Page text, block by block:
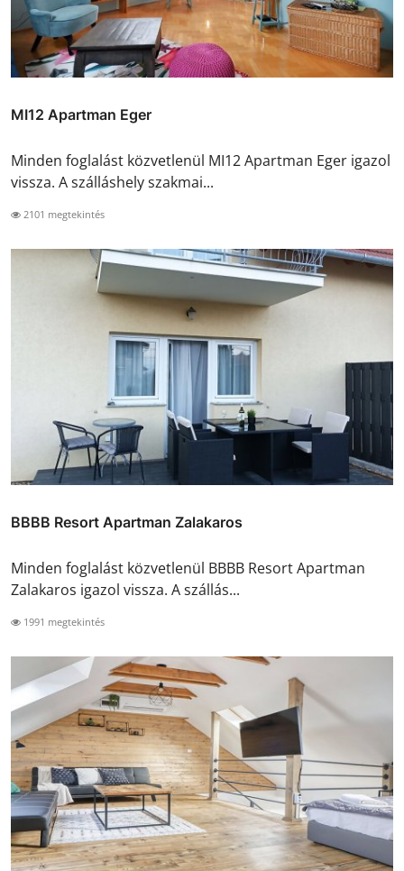
MI12 Apartman Eger
Minden foglalást közvetlenül MI12 Apartman Eger igazol
vissza. A szálláshely szakmai...
2101 megtekintés
BBBB Resort Apartman Zalakaros
Minden foglalást közvetlenül BBBB Resort Apartman
Zalakaros igazol vissza. A szállás...
1991 megtekintés